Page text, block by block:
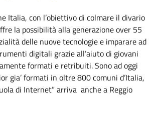
Italia, con l’obiettivo di colmare il divario
la possibilità alla generazione over 55
delle nuove tecnologie e imparare ad
digitali grazie all’aiuto di giovani
formati e retribuiti. Sono ad oggi
gia’ formati in oltre 800 comuni d’Italia,
di Internet” arriva anche a Reggio